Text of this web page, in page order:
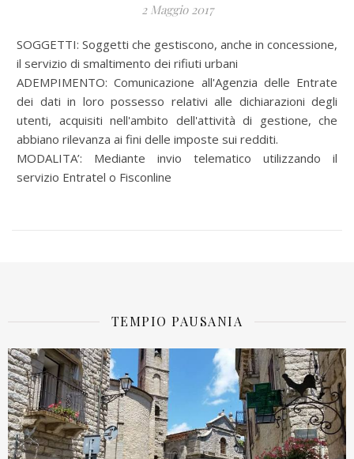
2 Maggio 2017
SOGGETTI: Soggetti che gestiscono, anche in concessione,
il servizio di smaltimento dei rifiuti urbani
ADEMPIMENTO: Comunicazione all'Agenzia delle Entrate
dei dati in loro possesso relativi alle dichiarazioni degli
utenti, acquisiti nell'ambito dell'attività di gestione, che
abbiano rilevanza ai fini delle imposte sui redditi.
MODALITA’: Mediante invio telematico utilizzando il
servizio Entratel o Fisconline
TEMPIO PAUSANIA